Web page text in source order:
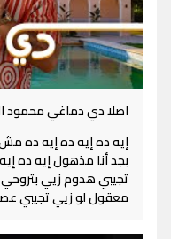
اصلا دي دماغي محمود
إيه ده إيه ده إيه ده
بجد أنا مذهول إيه ده
تجيبي هدوم زيي
معقول لو زيي تجيبي